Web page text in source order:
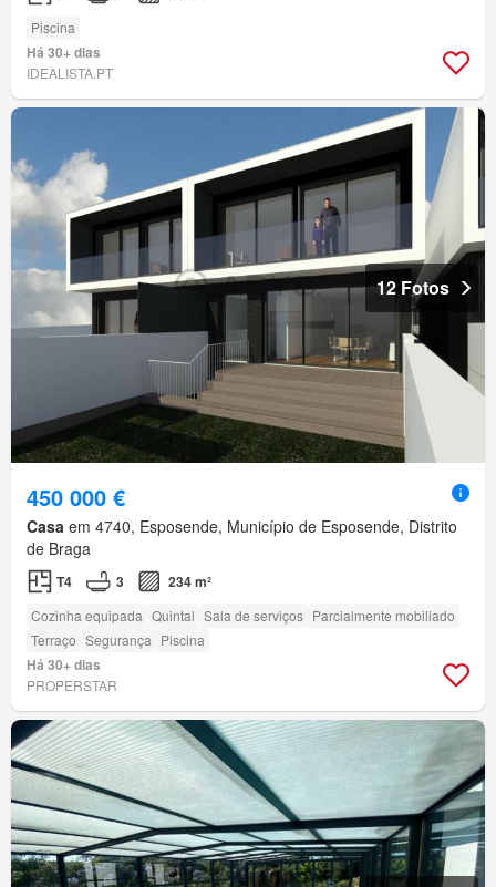
Piscina
Há 30+ dias
IDEALISTA.PT
12 Fotos
450 000 €
Casa em 4740, Esposende, Município de Esposende, Distrito
de Braga
T4 3 234 m²
Cozinha equipada Quintal Sala de serviços Parcialmente mobiliado
Terraço Segurança Piscina
Há 30+ dias
PROPERSTAR